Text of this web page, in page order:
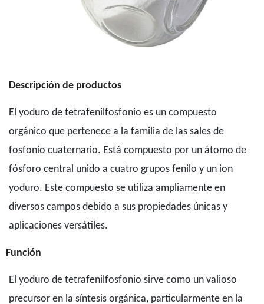
Descripción de productos
El yoduro de tetrafenilfosfonio es un compuesto
orgánico que pertenece a la familia de las sales de
fosfonio cuaternario. Está compuesto por un átomo de
fósforo central unido a cuatro grupos fenilo y un ion
yoduro. Este compuesto se utiliza ampliamente en
diversos campos debido a sus propiedades únicas y
aplicaciones versátiles.
Función
El yoduro de tetrafenilfosfonio sirve como un valioso
precursor en la síntesis orgánica, particularmente en la